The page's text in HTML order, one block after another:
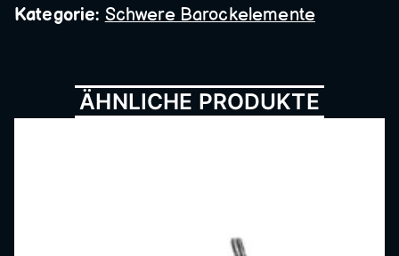
Metall
bau,
ede,
Kategorie: Schwere Barockelemente
ÄHNLICHE PRODUKTE